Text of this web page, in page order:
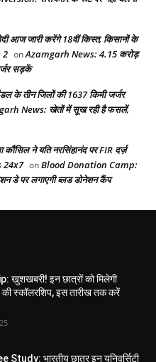
आज जारी करेंगे 18वीं किस्त, किसानों के
2 onAzamgarh News: 4.15 करोड़
सड़कें
के तीन जिलों की 1637 किमी जर्जर
News: खेतों में सूख रही है फसलें,
ने यति नरसिंहानंद पर FIR दर्ज़
24x7 onBlood Donation Camp:
पर लगाएगी ब्लड डोनेशन कैंप
खुशखबरी! इन छात्रों को मिलेगी
स्कॉलरशिप, इस तारीख तक करें
भारतीय छात्र इन यूनिवर्सिटी